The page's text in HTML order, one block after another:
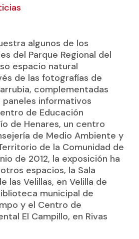
algunos de los
del Parque Regional del
espacio natural
de las fotografías de
complementadas
informativos
de Educación
de Henares, un centro
de Medio Ambiente y
de la Comunidad de
de 2012, la exposición ha
espacios, la Sala
las Velillas, en Velilla de
municipal de
y el Centro de
El Campillo, en Rivas